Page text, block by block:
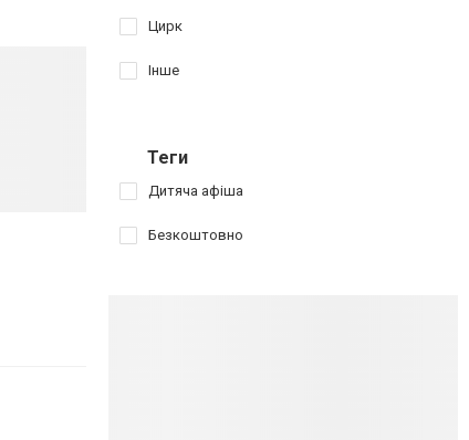
Цирк
Інше
Теги
Дитяча афіша
Безкоштовно